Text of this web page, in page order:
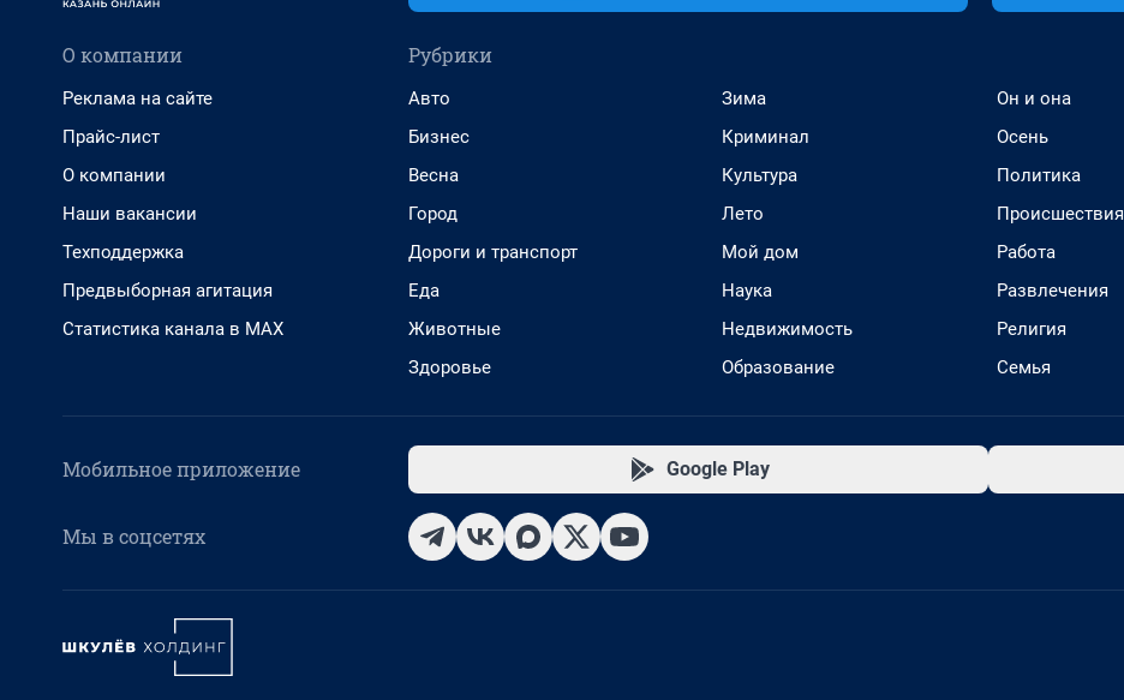
О компании
Реклама на сайте
Прайс-лист
О компании
Наши вакансии
Техподдержка
Предвыборная агитация
Статистика канала в MAX
Рубрики
Авто
Бизнес
Весна
Город
Дороги и транспорт
Еда
Животные
Здоровье
Зима
Криминал
Культура
Лето
Мой дом
Наука
Недвижимость
Образование
Он и она
Осень
Политика
Происшествия
Работа
Развлечения
Религия
Семья
Мобильное приложение Google Play
Мы в соцсетях